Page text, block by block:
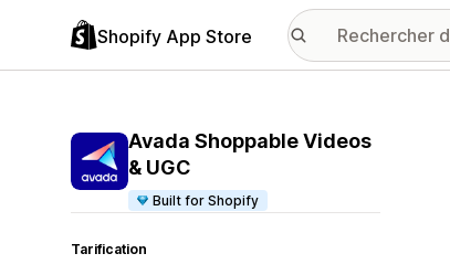
Shopify App Store
Avada Shoppable Videos
& UGC
Built for Shopify
Tarification